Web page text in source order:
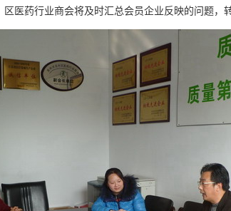
医药行业商会将及时汇总会员企业反映的问题，